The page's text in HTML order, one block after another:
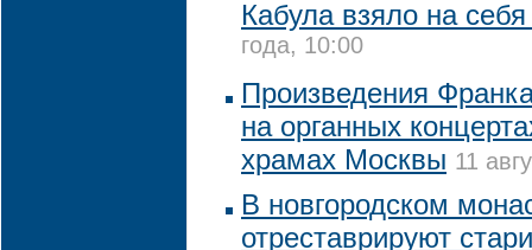
Кабула взяло на
года, 10:00
Произведения
на органных
храмах Москвы 11
В новгородском
отреставрируют